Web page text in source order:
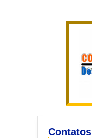
Contatos